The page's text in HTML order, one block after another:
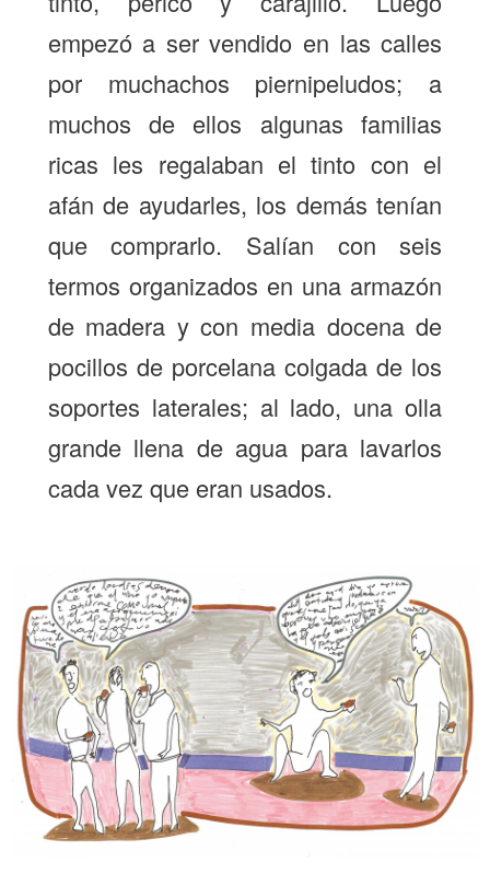
empezó a ser vendido en las calles
por muchachos piernipeludos; a
muchos de ellos algunas familias
ricas les regalaban el tinto con el
afán de ayudarles, los demás tenían
que comprarlo. Salían con seis
termos organizados en una armazón
de madera y con media docena de
pocillos de porcelana colgada de los
soportes laterales; al lado, una olla
grande llena de agua para lavarlos
cada vez que eran usados.